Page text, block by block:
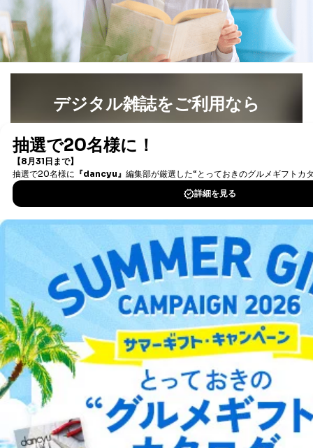
ータ（開示対象個人情報）の利用目的であり、下記4.の
開示等のご請求に対応させていただきます。
なお、6、7については、パートナー（提携企業）様又は
各SNS運営会社様にご請求いただきますようお願い致し
ます。
当社は、取得した個人情報を適切に管理し､あらかじめ
本人の同意を得ることなく第三者に提供することはあり
ません。ただし、次の場合は除きます。
法令に基づく場合
人の生命､身体または財産の保護のために必要がある
に特に必要がある場合であって、本人の同意を得るこ
国の機関もしくは地方公共団体またはその委託を受け
た者が法令の定める事務を遂行することに対して協力
する必要がある場合であって、本人の同意を得ること
により当該事務の遂行に支障を及ぼすおそれがあると
き。
上記２．の利用目的を実施するために守秘義務を結ん
だ企業に、業務の一部として個人情報の取扱いを委
託・提供する場合、その業務に必要な範囲で委託・提
供先企業に個人情報を開示することがあります。
委託・提供先企業は具体的には以下のような企業です
が、これらに限りません。
委託先：カスタマーサポート支援会社 、クレジッ
トカード決済などの決済代行・料金回収会社、広
告配信サービス会社
提供先：出版社、出版物発売元、卸売会社、販売
デジタル雑誌をご利用なら
書籍）が無料で読み放題！
DOWNLOAD FOR IOS
DOWNLOAD FOR ANDROID
ご利用方法はこちら
総合案内
アフィリエイト 採用情報
プレスリリース お問い合わせ
利用規約プライバシーポリシー 特定商取引法に基づく表示
出版社の皆様へ